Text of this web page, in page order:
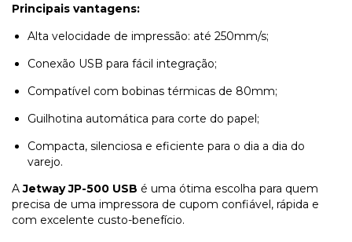
Principais vantagens:
Alta velocidade de impressão: até 250mm/s;
Conexão USB para fácil integração;
Compatível com bobinas térmicas de 80mm;
Guilhotina automática para corte do papel;
Compacta, silenciosa e eficiente para o dia a dia do
varejo.
AJetway JP-500 USB é uma ótima escolha para quem
precisa de uma impressora de cupom confiável, rápida e
com excelente custo-benefício.